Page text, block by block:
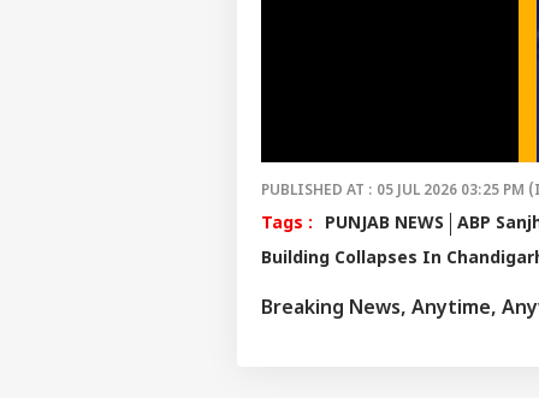
PUBLISHED AT : 05 JUL 2026 03:25 PM
Tags : PUNJAB NEWS
ABP
Building Collapses In
Breaking News, Anytime,